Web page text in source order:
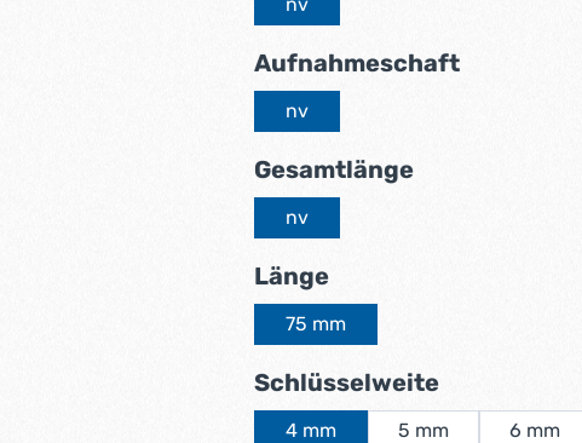
Aufnahmeschaftauswählen
nv
Gesamtlängeauswählen
nv
Längeauswählen
75 mm
Schlüsselweiteauswählen
4 mm 5 mm 6 mm